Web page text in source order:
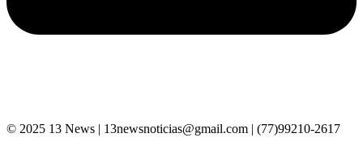
© 2025 13 News | 13newsnoticias@gmail.com | (77)99210-2617